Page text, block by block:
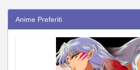
Anime Preferiti